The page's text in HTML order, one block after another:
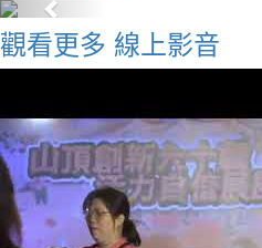
觀看更多 線上影音